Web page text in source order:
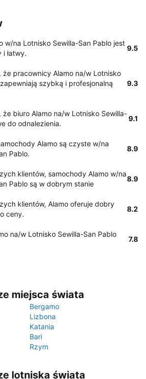
w/na Lotnisko Sewilla-San Pablo jest
łatwy.
9.5
że pracownicy Alamo na/w Lotnisko
szybką i profesjonalną
9.3
że biuro Alamo na/w Lotnisko Sewilla-
do odnalezienia.
9.1
Alamo są czyste w/na
Pablo.
8.9
klientów, samochody Alamo w/na
Pablo są w dobrym stanie
8.9
klientów, Alamo oferuje dobry
ceny.
8.2
na/w Lotnisko Sewilla-San Pablo
7.8
miejsca świata
Bergamo
Lizbona
Katania
Bari
Rzym
lotniska świata